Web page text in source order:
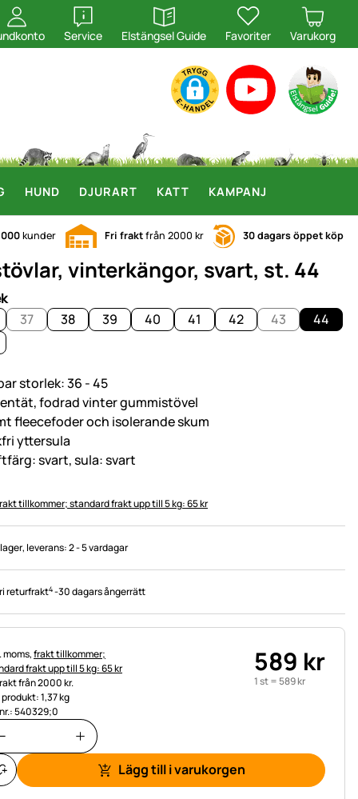
Service
öppna
Elstängsel Guide
öppna
Favoriter Varukorg
HUND DJURART KATT KAMPANJ
kunder Fri fraktfrån 2000 kr 30 dagars öppet köp
vinterkängor, svart, st. 44
37
38 39 40 41 42 43 44
storlek: 36 - 45
fodrad vinter gummistövel
fleecefoder och isolerande skum
yttersula
svart, sula: svart
tillkommer; standard frakt upp till 5 kg: 65 kr
, leverans:2 - 5 vardagar
returfrakt4-30 dagars ångerrätt
moms,frakt tillkommer;
frakt upp till 5 kg: 65 kr
från 2000 kr.
1,37 kg
540329;0
589 kr
1 st = 589kr
Lägg till i varukorgen